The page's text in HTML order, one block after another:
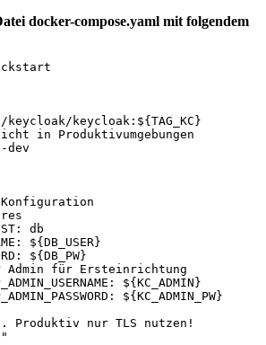
docker-compose.yaml mit folgendem
keycloak/keycloak:${TAG_KC}
in Produktivumgebungen
dev
db
${DB_USER}
${DB_PW}
Admin für Ersteinrichtung
${KC_ADMIN}
${KC_ADMIN_PW}
Produktiv nur TLS nutzen!